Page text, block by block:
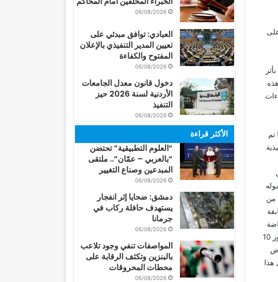
تم
تقديم الطلب، كما تم الغاء الجدول الملحق بالفقرة (ب) من المادة (33) من
عن ذلك بشمول المؤمّن عليه على أساس أجره السابق أو على أساس زيادة هذا الأجر بنسبة لا تتجاوز 10
وأن لا يقل هذا
06/08/2026
العبادي: توافق مبدئي على
تعيين المدير التنفيذي بالإعلان
المفتوح والكفاءة
06/08/2026
دخول قانون معدل الجامعات
الأردنية لسنة 2026 حيز
التنفيذ
06/08/2026
الأكثر قراءة
“العلوم التطبيقية” تحتضن
“بالعربي – عمّان”.. ملتقى
المبدعين وصناع التغيير
06/08/2026
دمشق: ضحايا إثر انفجار
يستهدف حافلة ركاب في
جرمانا
06/08/2026
المواصفات تنفي وجود تلاعب
بالبنزين وتكثف الرقابة على
محطات المحروقات
06/08/2026